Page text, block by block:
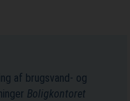
af brugsvand- og
Boligkontoret